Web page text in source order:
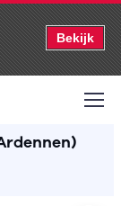
Bekijk